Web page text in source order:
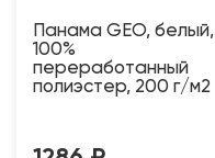
Панама GEO, белый,
100%
переработанный
полиэстер, 200 г/м2